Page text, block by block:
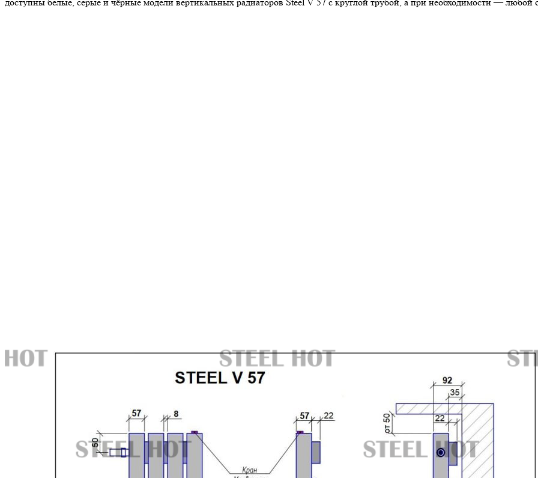
доступны белые, серые и чёрные модели вертикальных радиаторов Steel V 57 с круглой трубой, а при необходимости — любой